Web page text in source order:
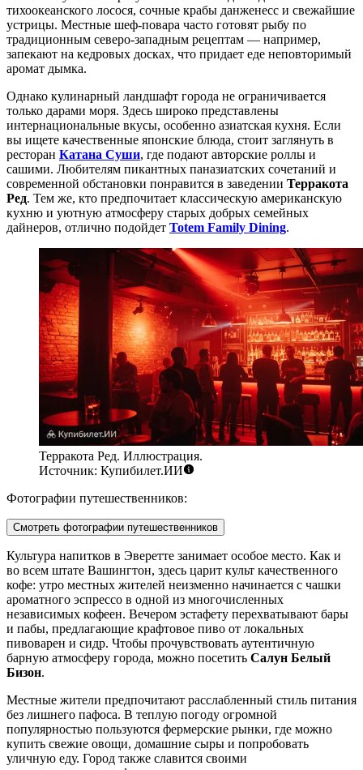
тихоокеанского лосося, сочные крабы данженесс и свежайшие
устрицы. Местные шеф-повара часто готовят рыбу по
традиционным северо-западным рецептам — например,
запекают на кедровых досках, что придает еде неповторимый
аромат дымка.
Однако кулинарный ландшафт города не ограничивается
только дарами моря. Здесь широко представлены
интернациональные вкусы, особенно азиатская кухня. Если
вы ищете качественные японские блюда, стоит заглянуть в
ресторан Катана Суши, где подают авторские роллы и
сашими. Любителям пикантных паназиатских сочетаний и
современной обстановки понравится в заведении Терракота
Ред. Тем же, кто предпочитает классическую американскую
кухню и уютную атмосферу старых добрых семейных
дайнеров, отлично подойдет Totem Family Dining.
Терракота Ред. Иллюстрация.
Источник: Купибилет.ИИ
Фотографии путешественников:
Смотреть фотографии путешественников
Культура напитков в Эверетте занимает особое место. Как и
во всем штате Вашингтон, здесь царит культ качественного
кофе: утро местных жителей неизменно начинается с чашки
ароматного эспрессо в одной из многочисленных
независимых кофеен. Вечером эстафету перехватывают бары
и пабы, предлагающие крафтовое пиво от локальных
пивоварен и сидр. Чтобы прочувствовать аутентичную
барную атмосферу города, можно посетить Салун Белый
Бизон.
Местные жители предпочитают расслабленный стиль питания
без лишнего пафоса. В теплую погоду огромной
популярностью пользуются фермерские рынки, где можно
купить свежие овощи, домашние сыры и попробовать
уличную еду. Город также славится своими